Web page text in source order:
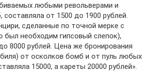
любыми револьверами и
от 1500 до 1900 рублей.
сделанные по точной мерке с
был необходим гипсовый слепок),
8000 рублей. Цена же бронирования
от осколков бомб и от пуль любых
15000, а кареты 20000 рублей».